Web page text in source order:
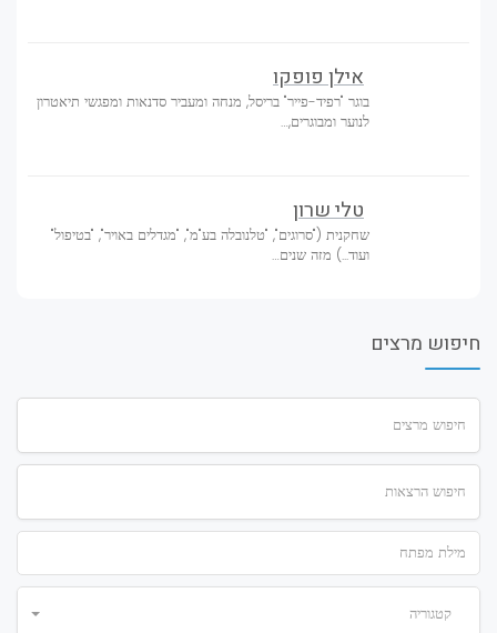
אילן פופקו
בוגר "רפיד-פייר" בריסל, מנחה ומעביר סדנאות ומפגשי תיאטרון
לנוער ומבוגרים,…
טלי שרון
שחקנית ("סרוגים", "טלנובלה בע"מ", "מגדלים באויר", "בטיפול"
ועוד...) מזה שנים…
חיפוש מרצים
קטגוריה